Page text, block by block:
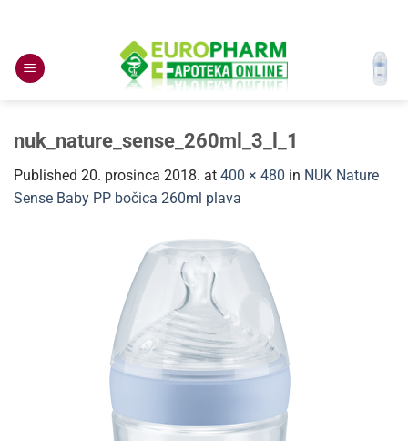
content
nuk_nature_sense_260ml_3_l_1
Published 20. prosinca 2018. at 400 × 480 in NUK Nature
Sense Baby PP bočica 260ml plava